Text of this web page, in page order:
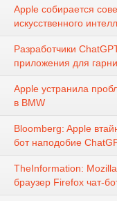
Apple собирается
искусственного
Разработчики
приложения для
Apple устранила
в BMW
Bloomberg: Apple
бот наподобие
TheInformation:
браузер Firefox чат-